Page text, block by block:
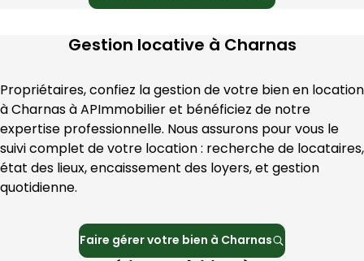
Gestion locative à Charnas
Propriétaires, confiez la gestion de votre bien en location
à Charnas à APImmobilier et bénéficiez de notre
expertise professionnelle. Nous assurons pour vous le
suivi complet de votre location : recherche de locataires,
état des lieux, encaissement des loyers, et gestion
quotidienne.
Faire gérer votre bien à Charnas